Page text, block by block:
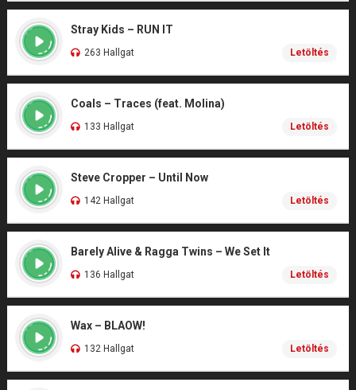
Stray Kids – RUN IT
263 Hallgat Letöltés
Coals – Traces (feat. Molina)
133 Hallgat Letöltés
Steve Cropper – Until Now
142 Hallgat Letöltés
Barely Alive & Ragga Twins – We Set It
136 Hallgat Letöltés
Wax – BLAOW!
132 Hallgat Letöltés